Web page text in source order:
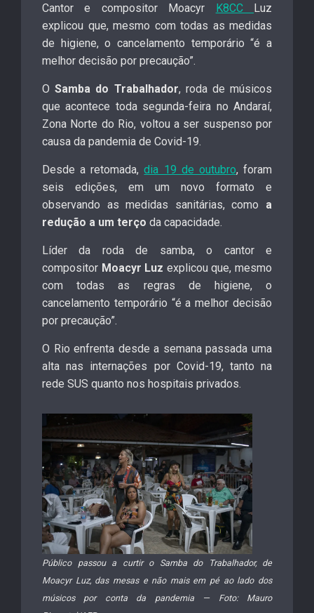
Cantor e compositor Moacyr K8CC Luz
explicou que, mesmo com todas as medidas
de higiene, o cancelamento temporário “é a
melhor decisão por precaução”.
OSamba do Trabalhador, roda de músicos
que acontece toda segunda-feira no Andaraí,
Zona Norte do Rio, voltou a ser suspenso por
causa da pandemia de Covid-19.
Desde a retomada,dia 19 de outubro, foram
seis edições, em um novo formato e
observando as medidas sanitárias, como a
redução a um terço da capacidade.
Líder da roda de samba, o cantor e
compositor Moacyr Luz explicou que, mesmo
com todas as regras de higiene, o
cancelamento temporário “é a melhor decisão
por precaução”.
O Rio enfrenta desde a semana passada uma
alta nas internações por Covid-19, tanto na
rede SUS quanto nos hospitais privados.
Público passou a curtir o Samba do Trabalhador, de
Moacyr Luz, das mesas e não mais em pé ao lado dos
músicos por conta da pandemia — Foto: Mauro